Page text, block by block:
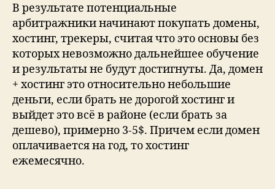
В результате потенциальные
арбитражники начинают покупать домены,
хостинг, трекеры, считая что это основы без
которых невозможно дальнейшее обучение
и результаты не будут достигнуты. Да, домен
+ хостинг это относительно небольшие
деньги, если брать не дорогой хостинг и
выйдет это всё в районе (если брать за
дешево), примерно 3-5$. Причем если домен
оплачивается на год, то хостинг
ежемесячно.